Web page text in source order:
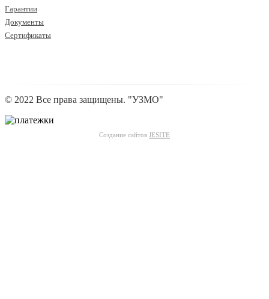
Гарантии
Документы
Сертификаты
© 2022 Все права защищены. "УЗМО"
Создание сайтов JESITE